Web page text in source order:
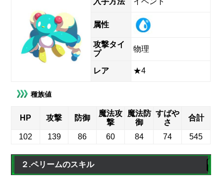
属性
攻撃タイ
プ
物理
レア ★4
種族値
HP 攻撃 防御
魔法攻
撃
魔法防
御
すばや
さ
合計
102 139 86 60 84 74 545
２.ペリームのスキル